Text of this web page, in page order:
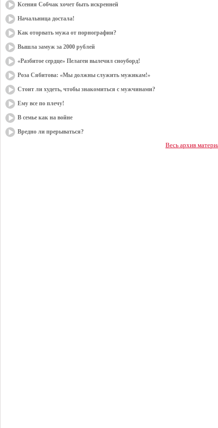
Ксения Собчак хочет быть искренней
Начальница достала!
Как оторвать мужа от порнографии?
Вышла замуж за 2000 рублей
«Разбитое сердце» Пелагеи вылечил сноуборд!
Роза Сябитова: «Мы должны служить мужикам!»
Стоит ли худеть, чтобы знакомиться с мужчинами?
Ему все по плечу!
В семье как на войне
Вредно ли прерываться?
Весь архив